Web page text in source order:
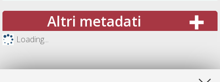
Altri metadati
Loading...